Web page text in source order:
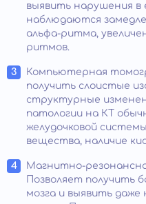
выявить нарушения
наблюдаются
альфа-ритма,
ритмов.
Компьютерная
получить слоистые
структурные
патологии на КТ
желудочковой
вещества, наличие
Магнитно-
Позволяет получить
мозга и выявить даже